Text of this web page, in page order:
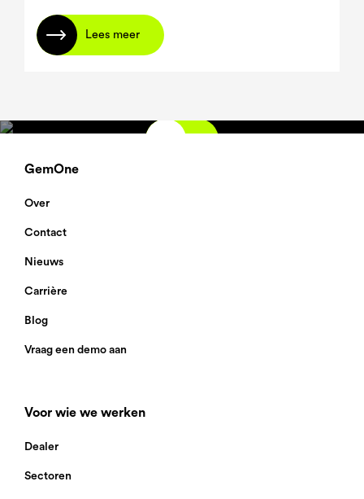
Lees meer
GemOne
Over
Contact
Nieuws
Carrière
Blog
Vraag een demo aan
Voor wie we werken
Dealer
Sectoren